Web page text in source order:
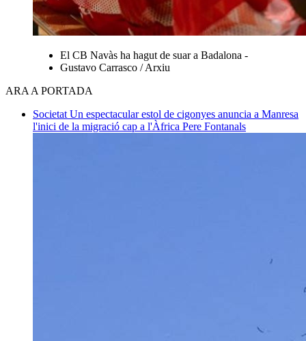
El CB Navàs ha hagut de suar a Badalona -
Gustavo Carrasco / Arxiu
ARA A PORTADA
Societat Un espectacular estol de cigonyes anuncia a Manresa
l'inici de la migració cap a l'Àfrica Pere Fontanals